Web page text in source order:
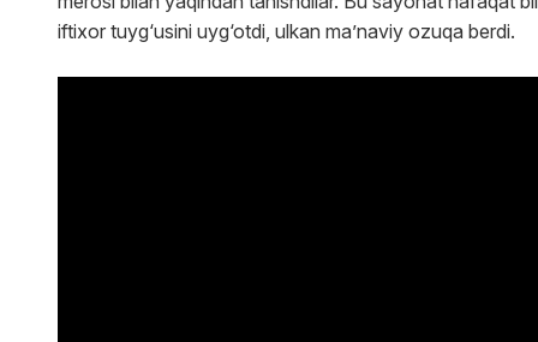
iftixor tuyg‘usini uyg‘otdi, ulkan ma’naviy ozuqa berdi.